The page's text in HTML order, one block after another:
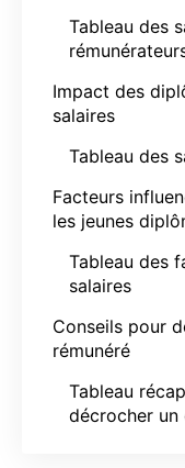
Tableau des
Impact des
salaires
Tableau des
Facteurs
les jeunes
Tableau des
salaires
Conseils pour
rémunéré
Tableau
décrocher un